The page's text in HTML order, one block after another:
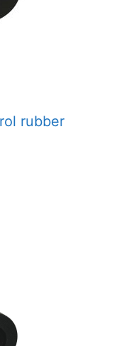
rubber